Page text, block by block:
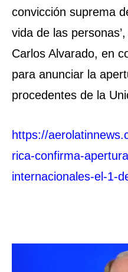
convicción suprema
vida de las
Carlos Alvarado, en
para anunciar la
procedentes de la
https://
rica-confirma-
internacionales-el-1-